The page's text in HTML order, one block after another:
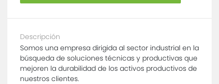
Descripción
Somos una empresa dirigida al sector industrial en la
búsqueda de soluciones técnicas y productivas que
mejoren la durabilidad de los activos productivos de
nuestros clientes.